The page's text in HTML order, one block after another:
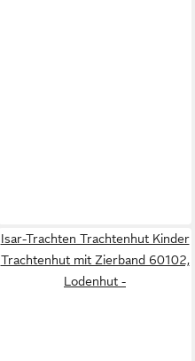
Isar-Trachten Trachtenhut Kinder
Trachtenhut mit Zierband 60102,
Lodenhut -